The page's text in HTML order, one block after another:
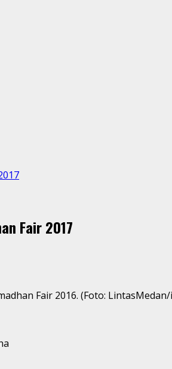
Fair 2017
Fair 2016. (Foto: